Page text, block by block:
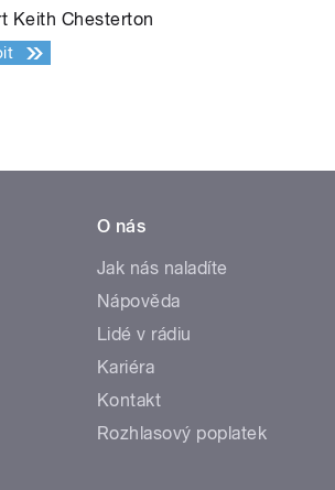
Keith Chesterton
O nás
Jak nás naladíte
Nápověda
Lidé v rádiu
Kariéra
Kontakt
Rozhlasový poplatek